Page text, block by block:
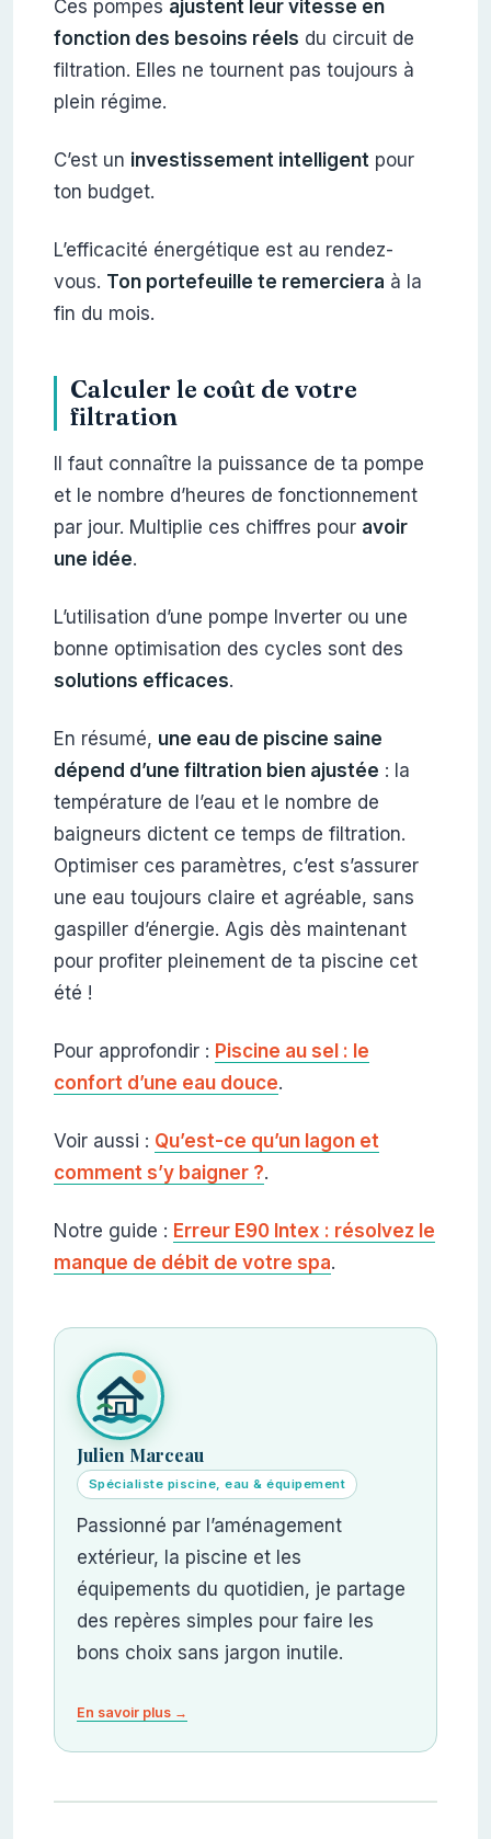
Ces pompes ajustent leur vitesse en
fonction des besoins réels du circuit de
filtration. Elles ne tournent pas toujours à
plein régime.
C’est un investissement intelligentpour
ton budget.
L’efficacité énergétique est au rendez-
vous. Ton portefeuille te remerciera à la
fin du mois.
Calculer le coût de votre
filtration
Il faut connaître la puissance de ta pompe
et le nombre d’heures de fonctionnement
par jour. Multiplie ces chiffres pour avoir
une idée.
L’utilisation d’une pompe Inverter ou une
bonne optimisation des cycles sont des
solutions efficaces.
En résumé, une eau de piscine saine
dépend d’une filtration bien ajustée : la
température de l’eau et le nombre de
baigneurs dictent ce temps de filtration.
Optimiser ces paramètres, c’est s’assurer
une eau toujours claire et agréable, sans
gaspiller d’énergie. Agis dès maintenant
pour profiter pleinement de ta piscine cet
été !
Pour approfondir : Piscine au sel : le
confort d’une eau douce.
Voir aussi : Qu’est-ce qu’un lagon et
comment s’y baigner ?.
Notre guide : Erreur E90 Intex : résolvez le
manque de débit de votre spa.
Julien Marceau
Spécialiste piscine, eau & équipement
Passionné par l’aménagement
extérieur, la piscine et les
équipements du quotidien, je partage
des repères simples pour faire les
bons choix sans jargon inutile.
En savoir plus →